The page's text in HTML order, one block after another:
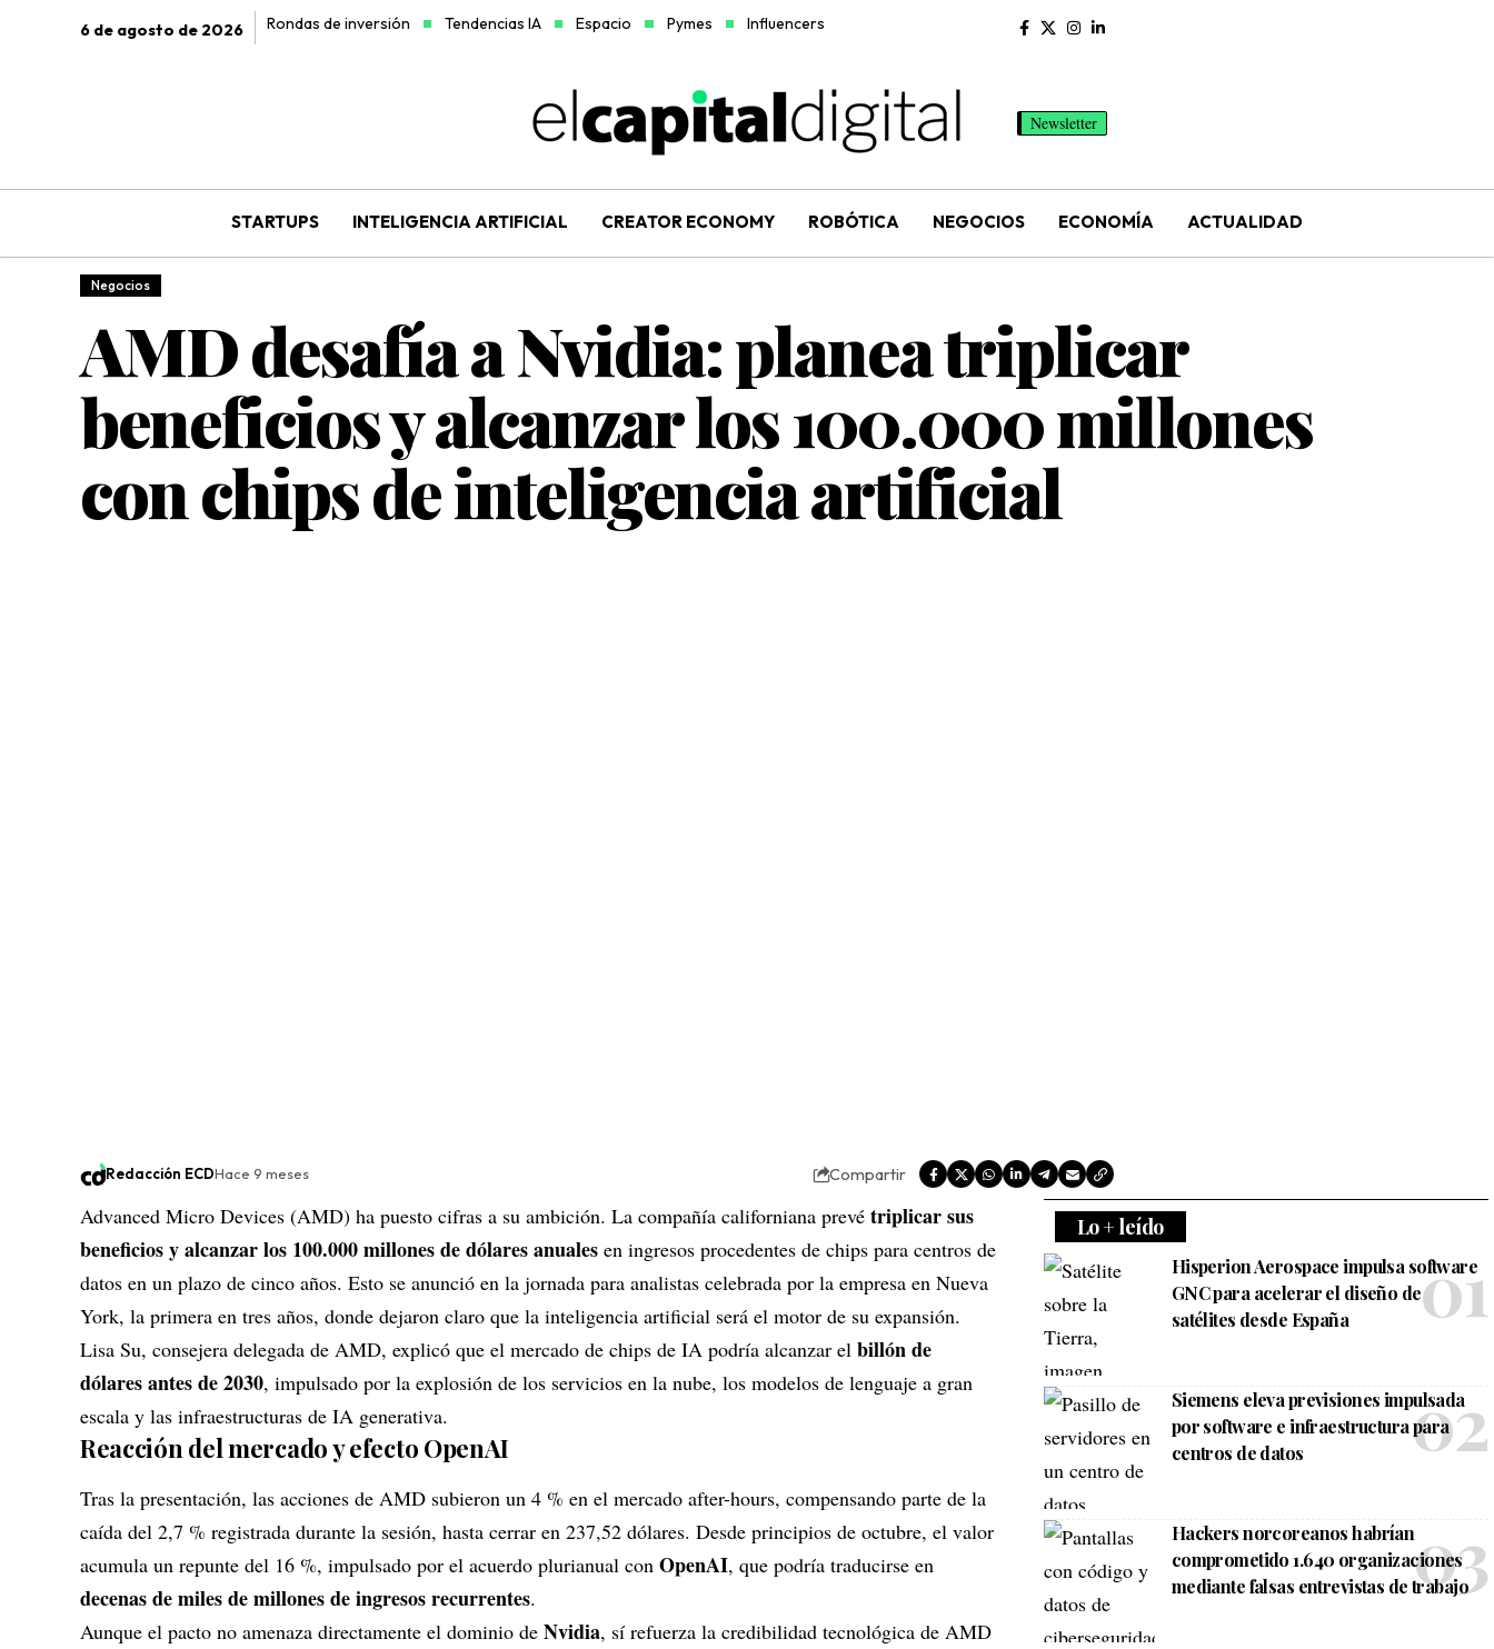
6 de agosto de 2026 Rondas de inversión Tendencias IA Espacio Pymes Influencers
Newsletter
STARTUPS INTELIGENCIA ARTIFICIAL CREATOR ECONOMY ROBÓTICA NEGOCIOS ECONOMÍA ACTUALIDAD
Negocios
AMD desafía a Nvidia: planea triplicar
beneficios y alcanzar los 100.000 millones
con chips de inteligencia artificial
Redacción ECDHace 9 meses Compartir
Advanced Micro Devices (AMD) ha puesto cifras a su ambición. La compañía californiana prevé triplicar sus
beneficios y alcanzar los 100.000 millones de dólares anuales en ingresos procedentes de chips para centros de
datos en un plazo de cinco años. Esto se anunció en la jornada para analistas celebrada por la empresa en Nueva
York, la primera en tres años, donde dejaron claro que la inteligencia artificial será el motor de su expansión.
Lisa Su, consejera delegada de AMD, explicó que el mercado de chips de IA podría alcanzar el billón de
dólares antes de 2030, impulsado por la explosión de los servicios en la nube, los modelos de lenguaje a gran
escala y las infraestructuras de IA generativa.
Reacción del mercado y efecto OpenAI
Tras la presentación, las acciones de AMD subieron un 4 % en el mercado after-hours, compensando parte de la
caída del 2,7 % registrada durante la sesión, hasta cerrar en 237,52 dólares. Desde principios de octubre, el valor
acumula un repunte del 16 %, impulsado por el acuerdo plurianual con OpenAI, que podría traducirse en
decenas de miles de millones de ingresos recurrentes.
Aunque el pacto no amenaza directamente el dominio de Nvidia, sí refuerza la credibilidad tecnológica de AMD
Lo + leído
Hisperion Aerospace impulsa software
GNC para acelerar el diseño de
satélites desde España
Siemens eleva previsiones impulsada
por software e infraestructura para
centros de datos
Hackers norcoreanos habrían
comprometido 1.640 organizaciones
mediante falsas entrevistas de trabajo